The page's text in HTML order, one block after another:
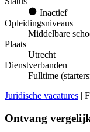
Inactief
Opleidingsniveaus
Middelbare
Plaats
Utrecht
Dienstverbanden
Fulltime
Juridische vacatures |
Ontvang